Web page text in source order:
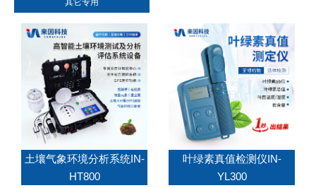
其它专用
土壤气象环境分析系统IN-
HT800
叶绿素真值检测仪IN-
YL300